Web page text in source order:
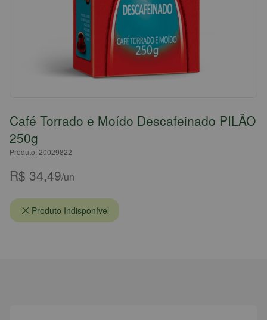
Café Torrado e Moído Descafeinado PILÃO
250g
Produto: 20029822
R$ 34,49/un
Produto Indisponível